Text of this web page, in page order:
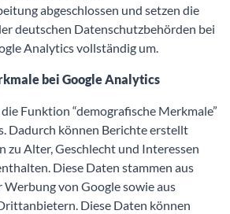
abgeschlossen und setzen die
deutschen Datenschutzbehörden bei
Analytics vollständig um.
bei Google Analytics
Funktion “demografische Merkmale”
Dadurch können Berichte erstellt
zu Alter, Geschlecht und Interessen
Diese Daten stammen aus
Werbung von Google sowie aus
Diese Daten können